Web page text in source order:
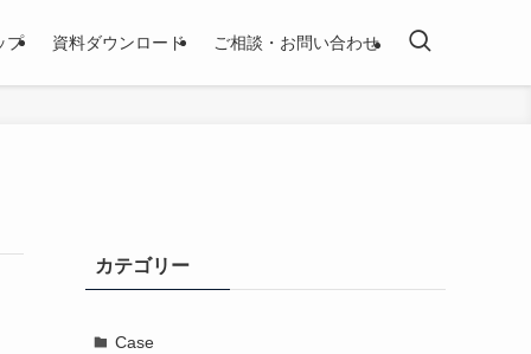
プ 資料ダウンロード ご相談・お問い合わせ
カテゴリー
Case